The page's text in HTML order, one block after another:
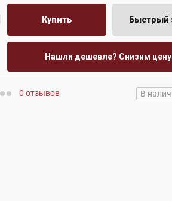
Купить Быстрый
Нашли дешевле? Снизим
0 отзывов В